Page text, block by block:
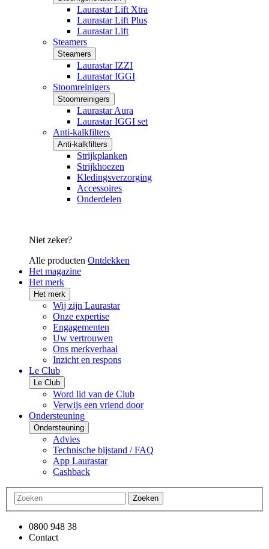
Laurastar Lift Xtra
Laurastar Lift Plus
Laurastar Lift
Steamers
Steamers
Laurastar IZZI
Laurastar IGGI
Stoomreinigers
Stoomreinigers
Laurastar Aura
Laurastar IGGI set
Anti-kalkfilters
Anti-kalkfilters
Strijkplanken
Strijkhoezen
Kledingsverzorging
Accessoires
Onderdelen
Niet zeker?
Alle producten Ontdekken
Het magazine
Het merk
Het merk
Wij zijn Laurastar
Onze expertise
Engagementen
Uw vertrouwen
Ons merkverhaal
Inzicht en respons
Le Club
Le Club
Word lid van de Club
Verwijs een vriend door
Ondersteuning
Ondersteuning
Advies
Technische bijstand / FAQ
App Laurastar
Cashback
Zoeken
0800 948 38
Contact